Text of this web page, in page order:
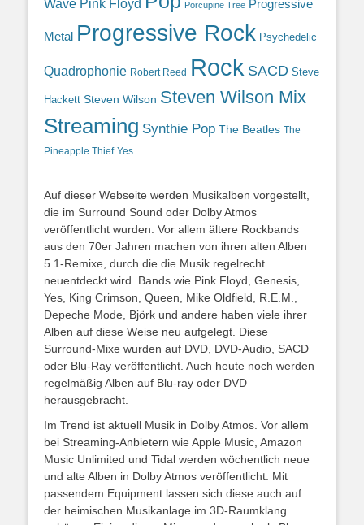
Wave Pink Floyd Porcupine Tree Progressive
Metal Progressive Rock Psychedelic
Quadrophonie Robert Reed Rock SACD Steve
Hackett Steven Wilson Steven Wilson Mix
Streaming Synthie Pop The Beatles The
Pineapple Thief Yes
Auf dieser Webseite werden Musikalben vorgestellt,
die im Surround Sound oder Dolby Atmos
veröffentlicht wurden. Vor allem ältere Rockbands
aus den 70er Jahren machen von ihren alten Alben
5.1-Remixe, durch die die Musik regelrecht
neuentdeckt wird. Bands wie Pink Floyd, Genesis,
Yes, King Crimson, Queen, Mike Oldfield, R.E.M.,
Depeche Mode, Björk und andere haben viele ihrer
Alben auf diese Weise neu aufgelegt. Diese
Surround-Mixe wurden auf DVD, DVD-Audio, SACD
oder Blu-Ray veröffentlicht. Auch heute noch werden
regelmäßig Alben auf Blu-ray oder DVD
herausgebracht.
Im Trend ist aktuell Musik in Dolby Atmos. Vor allem
bei Streaming-Anbietern wie Apple Music, Amazon
Music Unlimited und Tidal werden wöchentlich neue
und alte Alben in Dolby Atmos veröffentlicht. Mit
passendem Equipment lassen sich diese auch auf
der heimischen Musikanlage im 3D-Raumklang